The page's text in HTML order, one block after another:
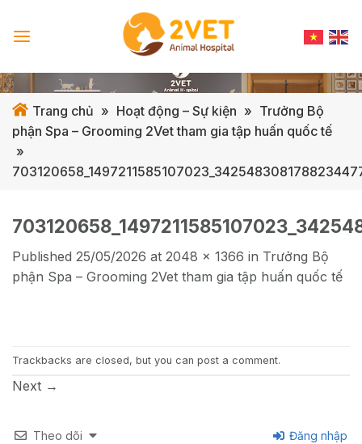
Trang chủ » Hoạt động – Sự kiện » Trưởng Bộ
phận Spa – Grooming 2Vet tham gia tập huấn quốc tế
»
Published 25/05/2026 at 2048 × 1366 in Trưởng Bộ
phận Spa – Grooming 2Vet tham gia tập huấn quốc tế
Trackbacks are closed, but you can post a comment.
Next →
Theo dõi Đăng nhập